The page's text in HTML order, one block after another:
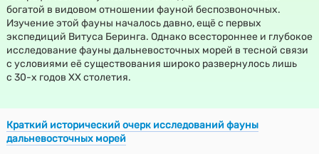
богатой в видовом отношении фауной беспозвоночных.
Изучение этой фауны началось давно, ещё с первых
экспедиций Витуса Беринга. Однако всестороннее и глубокое
исследование фауны дальневосточных морей в тесной связи
с условиями её существования широко развернулось лишь
с 30-х годов XX столетия.
Краткий исторический очерк исследований фауны
дальневосточных морей